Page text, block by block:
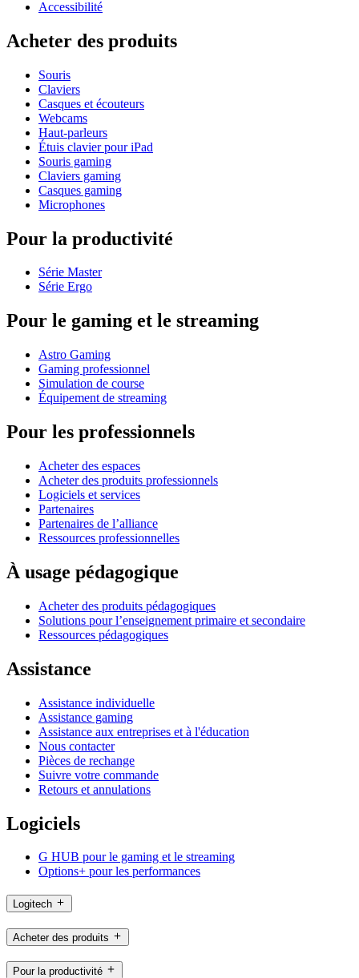
Accessibilité
Acheter des produits
Souris
Claviers
Casques et écouteurs
Webcams
Haut-parleurs
Étuis clavier pour iPad
Souris gaming
Claviers gaming
Casques gaming
Microphones
Pour la productivité
Série Master
Série Ergo
Pour le gaming et le streaming
Astro Gaming
Gaming professionnel
Simulation de course
Équipement de streaming
Pour les professionnels
Acheter des espaces
Acheter des produits professionnels
Logiciels et services
Partenaires
Partenaires de l’alliance
Ressources professionnelles
À usage pédagogique
Acheter des produits pédagogiques
Solutions pour l’enseignement primaire et secondaire
Ressources pédagogiques
Assistance
Assistance individuelle
Assistance gaming
Assistance aux entreprises et à l'éducation
Nous contacter
Pièces de rechange
Suivre votre commande
Retours et annulations
Logiciels
G HUB pour le gaming et le streaming
Options+ pour les performances
Logitech
Acheter des produits
Pour la productivité